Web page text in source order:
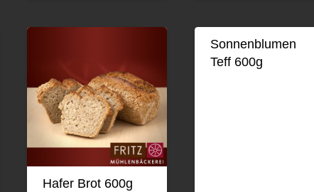
Hafer Brot 600g
Sonnenblumen
Teff 600g